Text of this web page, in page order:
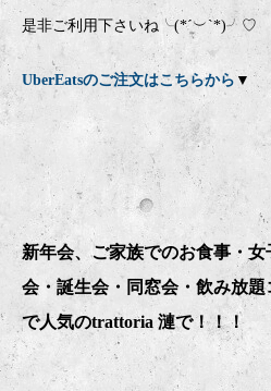
是非ご利用下さいね╰(*´︶`*)╯♡
UberEatsのご注文はこちらから▼
新年会、ご家族でのお食事・
会・誕生会・同窓会・飲み放
で人気のtrattoria 漣で！！！